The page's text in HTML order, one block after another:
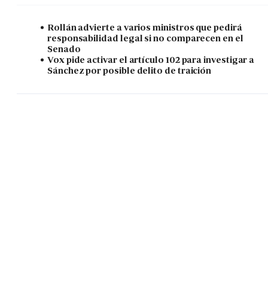
Rollán advierte a varios ministros que pedirá
responsabilidad legal si no comparecen en el
Senado
Vox pide activar el artículo 102 para investigar a
Sánchez por posible delito de traición